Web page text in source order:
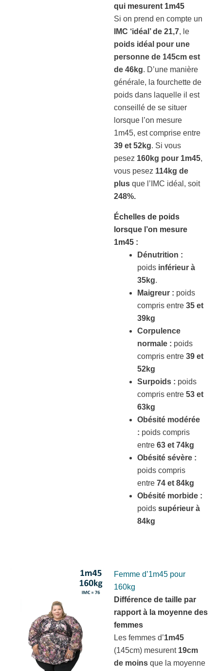
qui mesurent 1m45
Si on prend en compte un
IMC ‘idéal’ de 21,7, le
poids idéal pour une
personne de 145cm est
de 46kg. D’une manière
générale, la fourchette de
poids dans laquelle il est
conseillé de se situer
lorsque l’on mesure
1m45, est comprise entre
39 et 52kg. Si vous
pesez 160kg pour 1m45,
vous pesez 114kg de
plus que l’IMC idéal, soit
248%.
Échelles de poids
lorsque l’on mesure
1m45 :
Dénutrition :
poids inférieur à
35kg.
Maigreur : poids
compris entre 35 et
39kg
Corpulence
normale : poids
compris entre 39 et
52kg
Surpoids : poids
compris entre 53 et
63kg
Obésité modérée
: poids compris
entre 63 et 74kg
Obésité sévère :
poids compris
entre 74 et 84kg
Obésité morbide :
poids supérieur à
84kg
Femme d’1m45 pour
160kg
Différence de taille par
rapport à la moyenne des
femmes
Les femmes d’1m45
(145cm) mesurent 19cm
de moins que la moyenne